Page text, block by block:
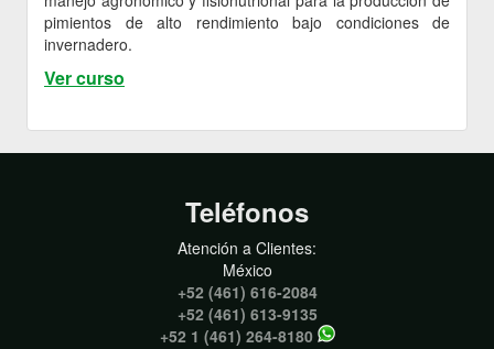
pimientos de alto rendimiento bajo condiciones de
invernadero.
Ver curso
Teléfonos
Atención a Clientes:
México
+52 (461) 616-2084
+52 (461) 613-9135
+52 1 (461) 264-8180